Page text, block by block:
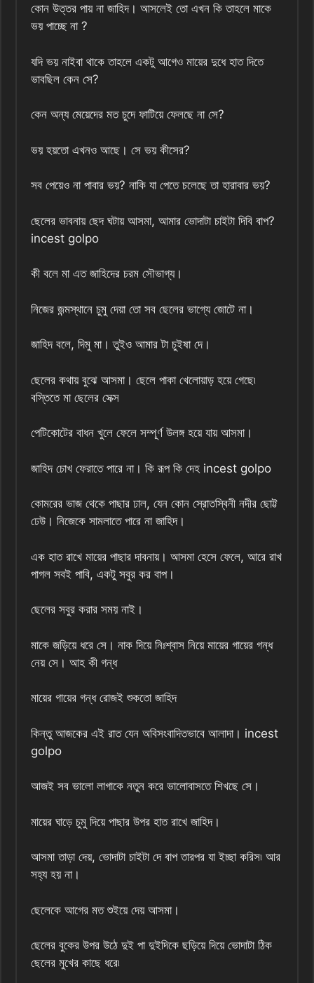
কোন উত্তর পায় না জাহিদ। আসলেই তো এখন কি তাহলে মাকে
ভয় পাচ্ছে না ?
যদি ভয় নাইবা থাকে তাহলে একটু আগেও মায়ের দুধে হাত দিতে
ভাবছিল কেন সে?
কেন অন্য মেয়েদের মত চুদে ফাটিয়ে ফেলছে না সে?
ভয় হয়তো এখনও আছে। সে ভয় কীসের?
সব পেয়েও না পাবার ভয়? নাকি যা পেতে চলেছে তা হারাবার ভয়?
ছেলের ভাবনায় ছেদ ঘটায় আসমা, আমার ভোদাটা চাইটা দিবি বাপ?
incest golpo
কী বলে মা এত জাহিদের চরম সৌভাগ্য।
নিজের জন্মস্থানে চুমু দেয়া তো সব ছেলের ভাগ্যে জোটে না।
জাহিদ বলে, দিমু মা। তুইও আমার টা চুইষা দে।
ছেলের কথায় বুঝে আসমা। ছেলে পাকা খেলোয়াড় হয়ে গেছে৷
বস্তিতে মা ছেলের সেক্স
পেটিকোটের বাধন খুলে ফেলে সম্পূর্ণ উলঙ্গ হয়ে যায় আসমা।
জাহিদ চোখ ফেরাতে পারে না। কি রূপ কি দেহ incest golpo
কোমরের ভাজ থেকে পাছার ঢাল, যেন কোন স্রোতস্বিনী নদীর ছোট্ট
ঢেউ। নিজেকে সামলাতে পারে না জাহিদ।
এক হাত রাখে মায়ের পাছার দাবনায়। আসমা হেসে ফেলে, আরে রাখ
পাগল সবই পাবি, একটু সবুর কর বাপ।
ছেলের সবুর করার সময় নাই।
মাকে জড়িয়ে ধরে সে। নাক দিয়ে নিঃশ্বাস নিয়ে মায়ের গায়ের গন্ধ
নেয় সে। আহ কী গন্ধ
মায়ের গায়ের গন্ধ রোজই শুকতো জাহিদ
কিন্তু আজকের এই রাত যেন অবিসংবাদিতভাবে আলাদা। incest
golpo
আজই সব ভালো লাগাকে নতুন করে ভালোবাসতে শিখছে সে।
মায়ের ঘাড়ে চুমু দিয়ে পাছার উপর হাত রাখে জাহিদ।
আসমা তাড়া দেয়, ভোদাটা চাইটা দে বাপ তারপর যা ইচ্ছা করিস৷ আর
সহ্য হয় না।
ছেলেকে আগের মত শুইয়ে দেয় আসমা।
ছেলের বুকের উপর উঠে দুই পা দুইদিকে ছড়িয়ে দিয়ে ভোদাটা ঠিক
ছেলের মুখের কাছে ধরে৷